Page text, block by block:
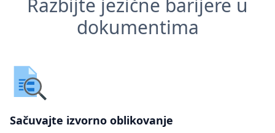
Razbijte jezične barijere u
dokumentima
Sačuvajte izvorno oblikovanje